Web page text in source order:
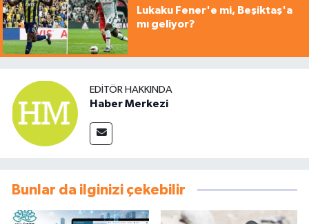
Lukaku Fener'e mi, Beşiktaş'a
mı geliyor?
EDITÖR HAKKINDA
Haber Merkezi
Bunlar da ilginizi çekebilir